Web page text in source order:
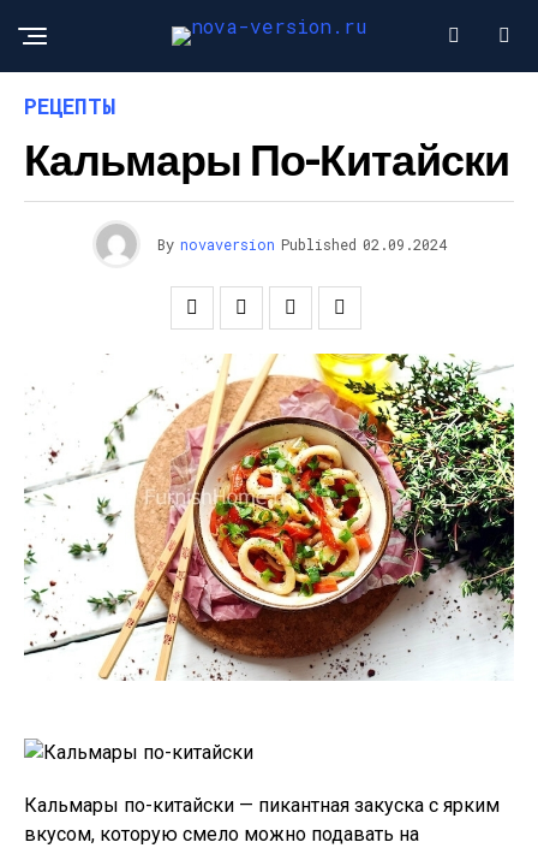
РЕЦЕПТЫ
Кальмары По-Китайски
By novaversion Published 02.09.2024
Кальмары по-китайски — пикантная закуска с ярким
вкусом, которую смело можно подавать на